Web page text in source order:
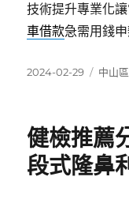
技術提升專業化
車借款急需用錢
發
2024-02-29
分
中山
健檢推薦
段式隆鼻